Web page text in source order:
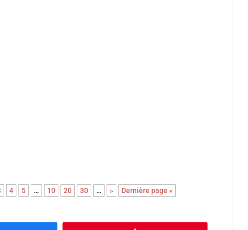
4 5 … 10 20 30 … » Dernière page »